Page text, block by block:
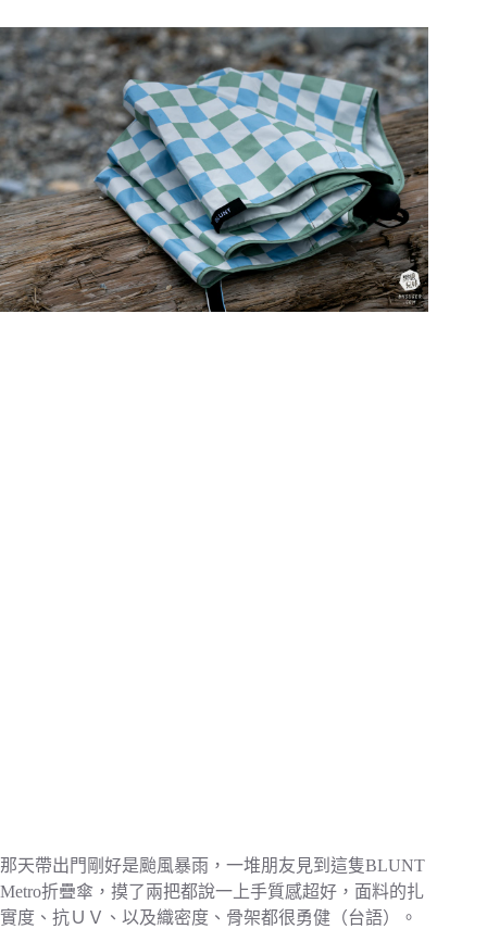
那天帶出門剛好是颱風暴雨，一堆朋友見到這隻BLUNT
Metro折疊傘，摸了兩把都說一上手質感超好，面料的扎
實度、抗ＵＶ、以及織密度、骨架都很勇健（台語）。